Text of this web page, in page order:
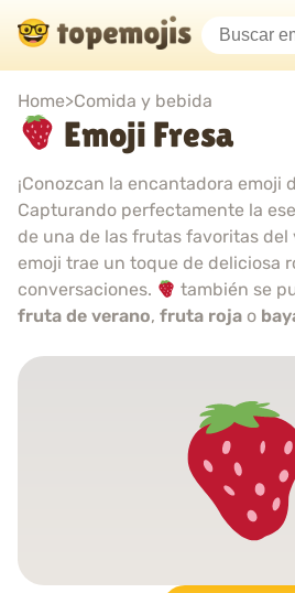
Home>Comida y bebida
Emoji Fresa
¡Conozcan la encantadora emoji
Capturando perfectamente la
de una de las frutas favoritas del
emoji trae un toque de deliciosa
conversaciones.
también se
fruta de verano, fruta roja o